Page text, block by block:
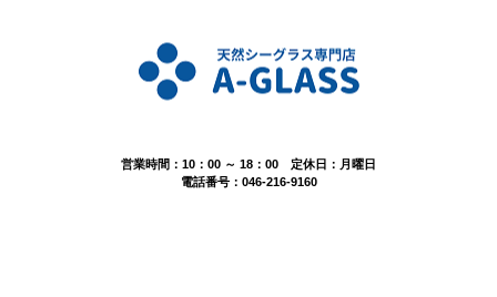
営業時間：10：00 ～ 18：00 定休日：月曜日
電話番号：046-216-9160